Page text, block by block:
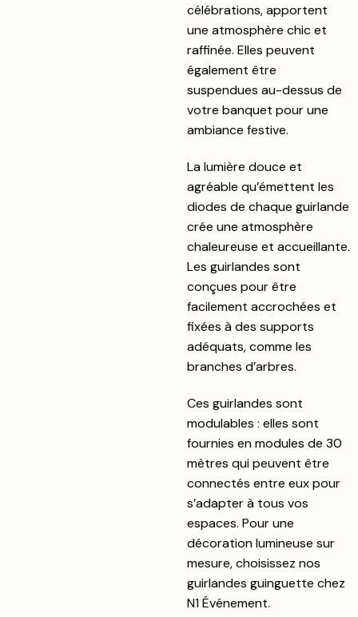
célébrations, apportent
une atmosphère chic et
raffinée. Elles peuvent
également être
suspendues au-dessus de
votre banquet pour une
ambiance festive.
La lumière douce et
agréable qu’émettent les
diodes de chaque guirlande
crée une atmosphère
chaleureuse et accueillante.
Les guirlandes sont
conçues pour être
facilement accrochées et
fixées à des supports
adéquats, comme les
branches d’arbres.
Ces guirlandes sont
modulables : elles sont
fournies en modules de 30
mètres qui peuvent être
connectés entre eux pour
s’adapter à tous vos
espaces. Pour une
décoration lumineuse sur
mesure, choisissez nos
guirlandes guinguette chez
N1 Événement.